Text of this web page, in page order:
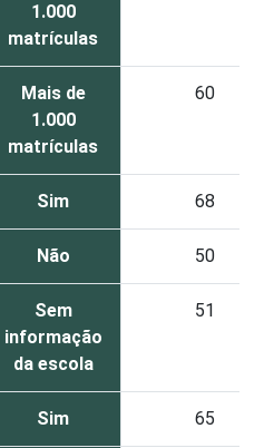
1.000
matrículas
Mais de
1.000
matrículas
60
Sim 68
Não 50
Sem
informação
da escola
51
Sim 65